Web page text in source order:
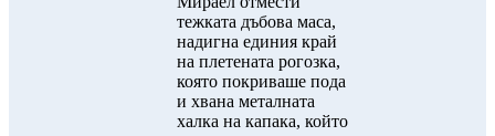
тежката дъбова маса,
надигна единия край
на плетената рогозка,
която покриваше пода
и хвана металната
халка на капака, който